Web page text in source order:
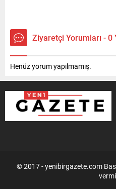
Ziyaretçi Yorumları - 0
Henüz yorum yapılmamış.
© 2017 - yenibirgazete.com